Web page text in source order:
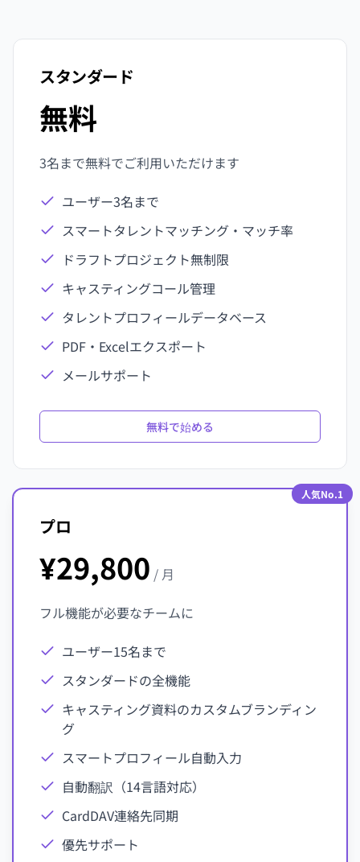
スタンダード
無料
3名まで無料でご利用いただけます
ユーザー3名まで
スマートタレントマッチング・マッチ率
ドラフトプロジェクト無制限
キャスティングコール管理
タレントプロフィールデータベース
PDF・Excelエクスポート
メールサポート
無料で始める
人気No.1
プロ
¥29,800 / 月
フル機能が必要なチームに
ユーザー15名まで
スタンダードの全機能
キャスティング資料のカスタムブランディン
グ
スマートプロフィール自動入力
自動翻訳（14言語対応）
CardDAV連絡先同期
優先サポート